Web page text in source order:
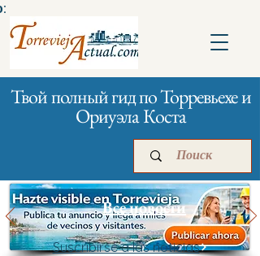
Твой полный гид по Торревьехе и
Ориуэла Коста
Все новости
Suscribirse a las noticias